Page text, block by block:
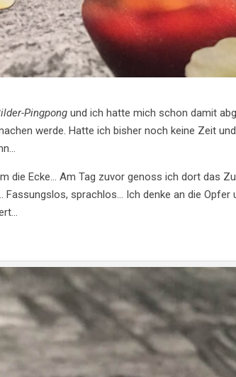
Pingpong und ich hatte mich schon damit
werde. Hatte ich bisher noch keine Zeit
die Ecke… Am Tag zuvor genoss ich dort das
sprachlos… Ich denke an die Opfer